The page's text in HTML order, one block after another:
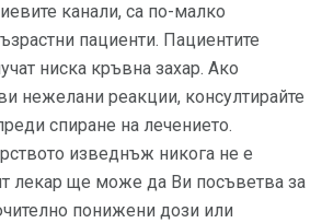
канали, са по-малко
пациенти. Пациентите
ниска кръвна захар. Ако
нежелани реакции, консултирайте
спиране на лечението.
изведнъж никога не е
лекар ще може да Ви посъветва за
понижени дози или